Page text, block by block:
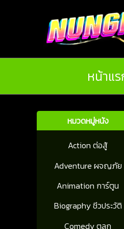
หน้าแ
หมวดหมู่หนัง
Action ต่อสู้
Adventure ผจญภัย
Animation การ์ตูน
Biography ชีวประวัติ
Comedy ตลก